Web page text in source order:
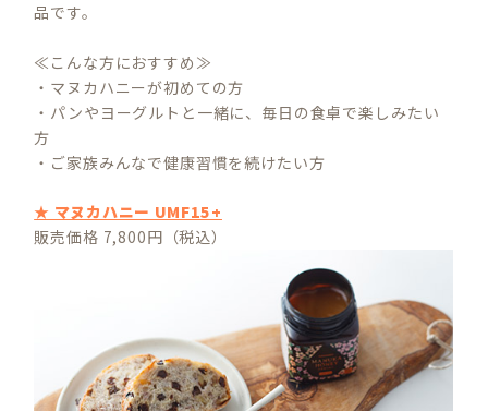
品です。
≪こんな方におすすめ≫
・マヌカハニーが初めての方
・パンやヨーグルトと一緒に、毎日の食卓で楽しみたい
方
・ご家族みんなで健康習慣を続けたい方
★ マヌカハニー UMF15+
販売価格 7,800円（税込）